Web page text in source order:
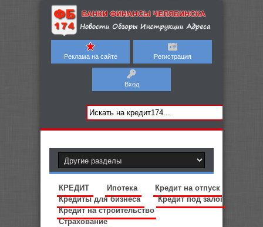
Реклама на сайте Регистрация
Вход
КРЕДИТ Ипотека
Кредит на отпуск
Кредиты для бизнеса
Кредит под залог
Кредит на строительство
Страхование